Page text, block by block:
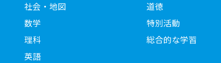
社会・地図
数学
理科
英語
道徳
特別活動
総合的な学習